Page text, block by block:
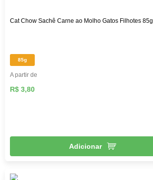
Cat Chow Sachê Carne ao Molho Gatos Filhotes 85g
85g
A partir de
R$ 3,80
Adicionar